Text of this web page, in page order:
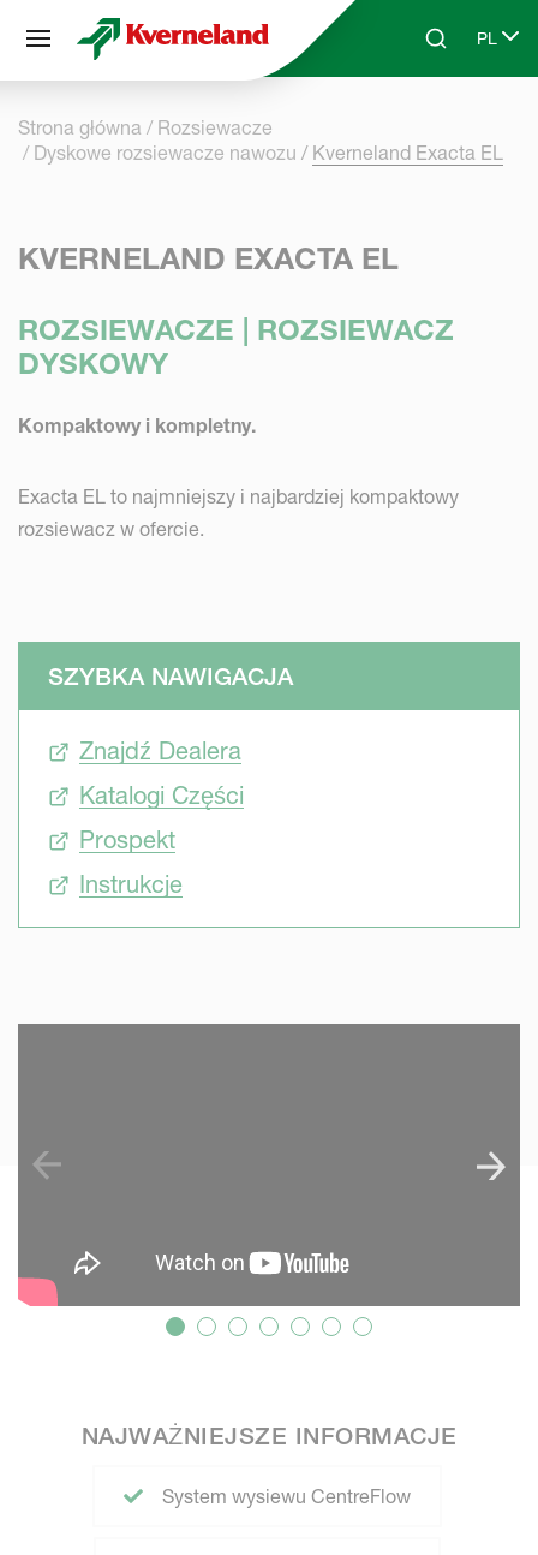
Skip to main contentSearchPL
Select
Strona główna
Rozsiewacze
Dyskowe rozsiewacze nawozu
Kverneland Exacta EL
KVERNELAND EXACTA EL
ROZSIEWACZE | ROZSIEWACZ
DYSKOWY
Kompaktowy i kompletny.
Exacta EL to najmniejszy i najbardziej kompaktowy
rozsiewacz w ofercie.
SZYBKA NAWIGACJA
Znajdź Dealera
Katalogi Części
Prospekt
Instrukcje
NAJWAŻNIEJSZE INFORMACJE
System wysiewu CentreFlow
Panel zarządzania plikami cookies